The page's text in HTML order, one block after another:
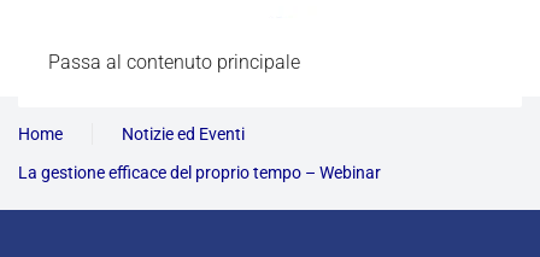
Passa al contenuto principale
Home
Notizie ed Eventi
La gestione efficace del proprio tempo – Webinar